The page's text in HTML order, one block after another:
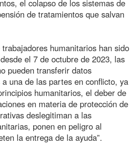
el colapso de los sistemas de
de tratamientos que salvan
humanitarios han sido
el 7 de octubre de 2023, las
pueden transferir datos
una de las partes en conflicto, ya
humanitarios, el deber de
en materia de protección de
deslegitiman a las
ponen en peligro al
la entrega de la ayuda”.